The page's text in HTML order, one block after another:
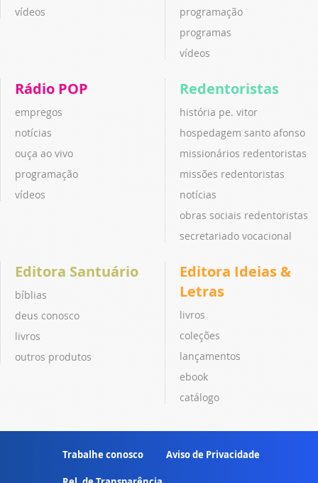
vídeos
programação
programas
vídeos
Rádio POP
empregos
notícias
ouça ao vivo
programação
vídeos
Redentoristas
história pe. vitor
hospedagem santo afonso
missionários redentoristas
missões redentoristas
notícias
obras sociais redentoristas
secretariado vocacional
Editora Santuário
bíblias
deus conosco
livros
outros produtos
Editora Ideias &
Letras
livros
coleções
lançamentos
ebook
catálogo
Trabalhe conosco Aviso de Privacidade